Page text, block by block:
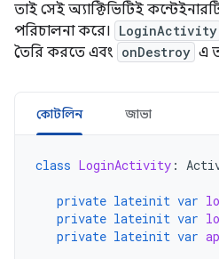
তাই সেই অ্যাক্টিভিটিই
পরিচালনা করে।
LoginActivity
তৈরি করতে এবং onDestroy এ
কোটলিন জাভা
class LoginActivity :
private lateinit var
private lateinit var
private lateinit var